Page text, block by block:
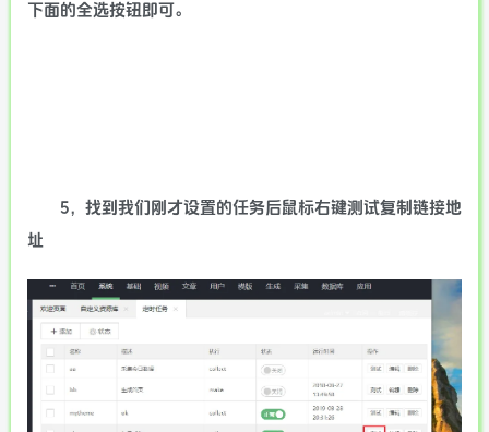
下面的全选按钮即可。
5，找到我们刚才设置的任务后鼠标右键测试复制链接地
址